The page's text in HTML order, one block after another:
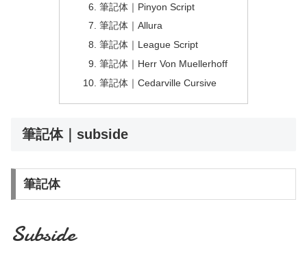
筆記体｜Pinyon Script
筆記体｜Allura
筆記体｜League Script
筆記体｜Herr Von Muellerhoff
筆記体｜Cedarville Cursive
筆記体｜subside
筆記体
Subside